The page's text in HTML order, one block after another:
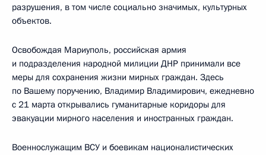
разрушения, в том числе социально значимых, культурных
объектов.
Освобождая Мариуполь, российская армия
и подразделения народной милиции ДНР принимали все
меры для сохранения жизни мирных граждан. Здесь
по Вашему поручению, Владимир Владимирович, ежедневно
с 21 марта открывались гуманитарные коридоры для
эвакуации мирного населения и иностранных граждан.
Военнослужащим ВСУ и боевикам националистических